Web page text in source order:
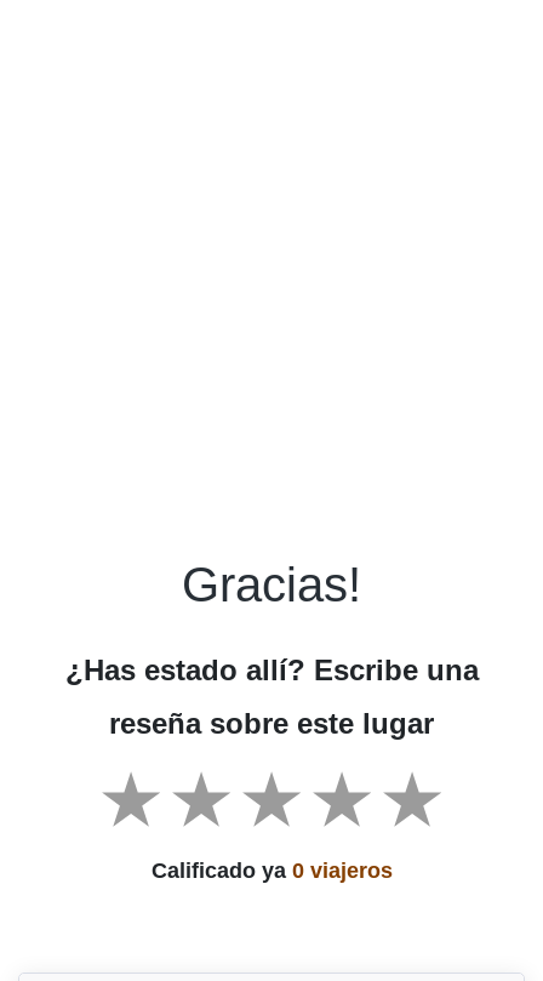
Gracias!
¿Has estado allí? Escribe una
reseña sobre este lugar
Calificado ya 0 viajeros